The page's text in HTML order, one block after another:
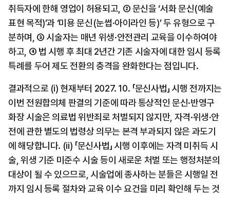
취득자에 한해 영업이 허용되고, ② 문신을 ‘서화 문신(예술
표현 목적)’과 ‘미용 문신(눈썹·아이라인 등)’ 두 유형으로 구
분하며, ③ 시술자는 매년 위생·안전관리 교육을 이수하여야
하고, ④ 법 시행 후 최대 2년간 기존 시술자에 대한 임시 등록
특례를 두어 제도 전환의 충격을 완화한다는 점입니다.
결과적으로 (i) 현재부터 2027. 10. 「문신사법」 시행 전까지는
이번 전원합의체 판결의 기준에 따라 통상적인 문신·반영구
화장 시술은 의료법 위반죄로 처벌되지 않지만, 자격·위생·안
전에 관한 별도의 법령상 의무는 본격 부과되지 않은 과도기
에 해당합니다. (ii) 「문신사법」 시행 이후에는 자격 미취득 시
술, 위생 기준 미준수 시술 등이 새로운 처벌 또는 행정처분의
대상이 될 수 있으므로, 시술업에 종사하는 분들은 시행일 전
까지 임시 등록 절차와 교육 이수 요건을 미리 확인해 두는 것